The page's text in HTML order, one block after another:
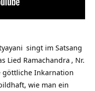
singt im Satsang
Lied Ramachandra , Nr.
göttliche Inkarnation
wie man ein